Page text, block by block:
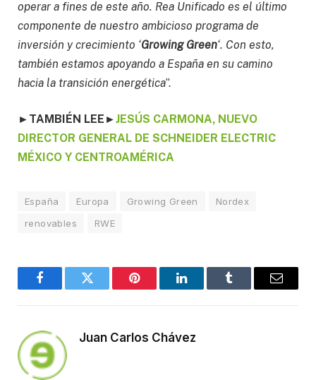
operar a fines de este año. Rea Unificado es el último
componente de nuestro ambicioso programa de
inversión y crecimiento ‘Growing Green‘. Con esto,
también estamos apoyando a España en su camino
hacia la transición energética”.
► TAMBIÉN LEE ►JESÚS CARMONA, NUEVO
DIRECTOR GENERAL DE SCHNEIDER ELECTRIC
MÉXICO Y CENTROAMÉRICA
España Europa Growing Green
Nordex
renovables
RWE
FacebookTwitter Pinterest LinkedInTumblr Email
Juan Carlos Chávez